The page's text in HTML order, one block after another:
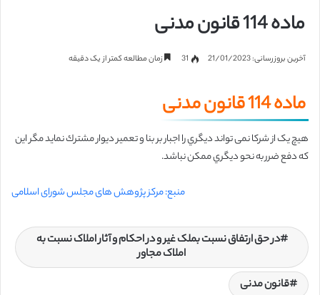
ماده 114 قانون مدنی
آخرین بروزرسانی: 21/01/2023 31 زمان مطالعه کمتر از یک دقیقه
ماده 114 قانون مدنی
هیچ یک از شرکا نمی تواند دیگري را اجبار بر بنا و تعمیر دیوار مشترك نماید مگر این
که دفع ضرر به نحو دیگري ممکن نباشد.
منبع: مرکز پژوهش های مجلس شورای اسلامی
در حق ارتفاق نسبت بملک غیر و در احکام و آثار املاک نسبت به
املاک مجاور
قانون مدنی